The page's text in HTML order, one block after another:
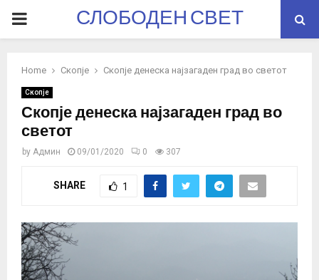
PRIMARYСЛОБОДЕН СВЕТ
Home Скопје Скопје денеска најзагаден град во светот
Скопје
Скопје денеска најзагаден град во
светот
by Админ 09/01/2020 0 307
SHARE 1